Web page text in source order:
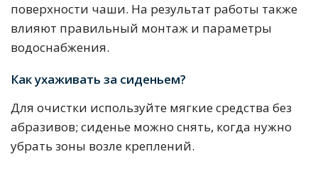
поверхности чаши. На результат работы также
влияют правильный монтаж и параметры
водоснабжения.
Как ухаживать за сиденьем?
Для очистки используйте мягкие средства без
абразивов; сиденье можно снять, когда нужно
убрать зоны возле креплений.